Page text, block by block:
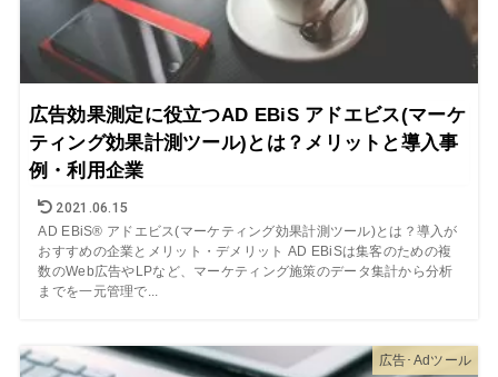
広告効果測定に役立つAD EBiS アドエビス(マーケ
ティング効果計測ツール)とは？メリットと導入事
例・利用企業
2021.06.15
AD EBiS® アドエビス(マーケティング効果計測ツール)とは？導入が
おすすめの企業とメリット・デメリット AD EBiSは集客のための複
数のWeb広告やLPなど、マーケティング施策のデータ集計から分析
までを一元管理で...
広告･Adツール